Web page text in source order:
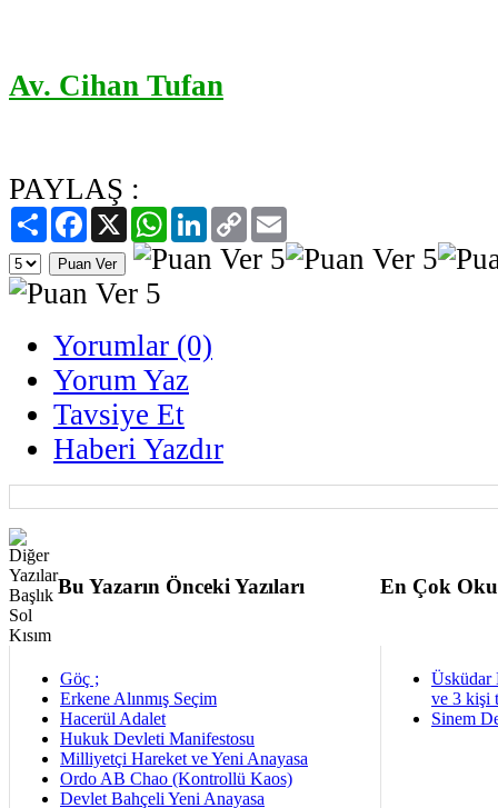
Av. Cihan Tufan
PAYLAŞ :
PaylaşFacebook
X WhatsAppLinkedIn
Copy
Link
Yorumlar (0)
Yorum Yaz
Tavsiye Et
Haberi Yazdır
Bu Yazarın Önceki Yazıları En Çok
Göç ;
Erkene Alınmış Seçim
Hacerül Adalet
Hukuk Devleti Manifestosu
Milliyetçi Hareket ve Yeni Anayasa
Ordo AB Chao (Kontrollü Kaos)
Devlet Bahçeli Yeni Anayasa
Üsküdar
ve 3 kişi
Sinem